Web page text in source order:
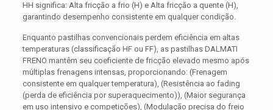
HH significa: Alta fricção a frio (H) e Alta fricção a quente (H),
garantindo desempenho consistente em qualquer condição.
Enquanto pastilhas convencionais perdem eficiência em altas
temperaturas (classificação HF ou FF), as pastilhas DALMATI
FRENO mantêm seu coeficiente de fricção elevado mesmo após
múltiplas frenagens intensas, proporcionando: (Frenagem
consistente em qualquer temperatura), (Resistência ao fading
(perda de eficiência por superaquecimento)), (Maior segurança
em uso intensivo e competições), (Modulação precisa do freio